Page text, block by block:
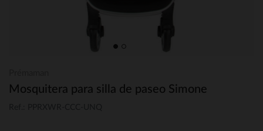
Mosquitera para silla de paseo Simone